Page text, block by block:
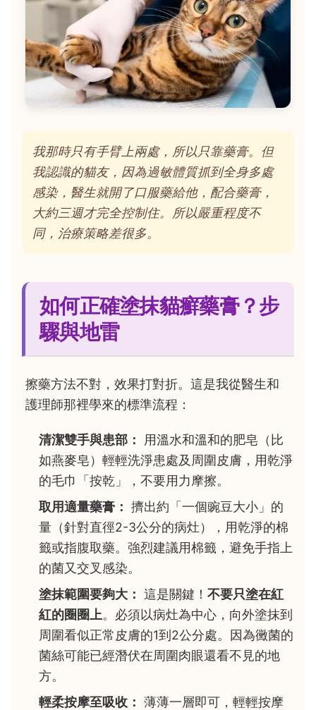
我那時只有手臂上兩處，所以只靠藥膏。但
我認識的貓友，因為過敏體質抓到全身多處
感染，醫生就開了口服藥給他，配合藥膏，
大約三週才完全控制住。所以嚴重程度不
同，治療策略差很多。
如何正確塗抹貓癬藥膏？步
驟與地雷
擦藥方法不對，效果打對折。這是我從醫生和
護理師那裡學來的標準流程：
清潔雙手與患部：
用溫水和溫和的肥皂（比
如燕麥皂）輕輕洗淨患處及周圍皮膚，用乾淨
的毛巾「按乾」，不要用力摩擦。
取用適量藥膏： 擠出約「一個豌豆大小」的
量（針對直徑2-3公分的病灶），用乾淨的棉
籤或指腹取藥。強烈建議用棉籤，避免手指上
的菌又交叉感染。
塗抹範圍要夠大： 這是關鍵！ 不要只塗在紅
紅的圈圈上。必須以病灶為中心，向外塗抹到
周圍看似正常皮膚的1到2公分處。因為黴菌的
菌絲可能已經潛伏在周圍肉眼還看不見的地
方。
輕柔按摩至吸收： 薄薄一層即可，輕輕按摩